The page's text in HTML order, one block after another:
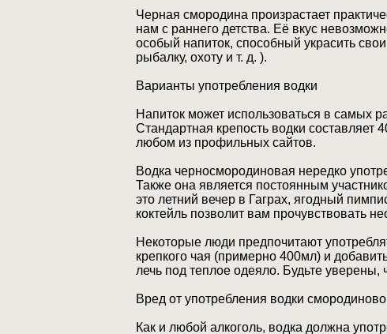
Черная смородина произрастает
нам с раннего детства. Её вкус
особый напиток, способный украсить
рыбалку, охоту и т. д. ).
Варианты употребления водки
Напиток может использоваться в самых
Стандартная крепость водки
любом из профильных сайтов.
Водка черносмородиновая нередко
Также она является постоянным
это летний вечер в Гаграх, ягодный
коктейль позволит вам прочувствовать
Некоторые люди предпочитают
крепкого чая (примерно 400мл) и
лечь под теплое одеяло. Будьте уверены,
Вред от употребления водки
Как и любой алкоголь, водка должна